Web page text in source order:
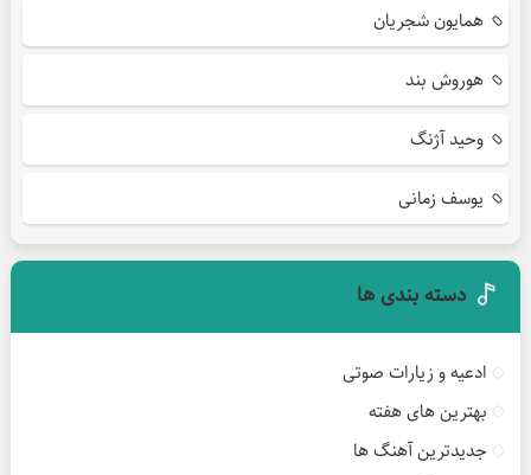
همایون شجریان
هوروش بند
وحید آژنگ
یوسف زمانی
دسته بندی ها
ادعیه و زیارات صوتی
بهترین های هفته
جدیدترین آهنگ ها